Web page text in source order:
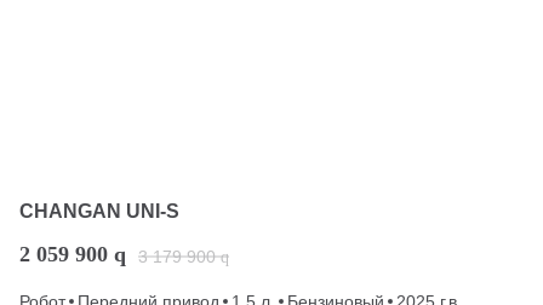
CHANGAN UNI-S
2 059 900 q 3 179 900 q